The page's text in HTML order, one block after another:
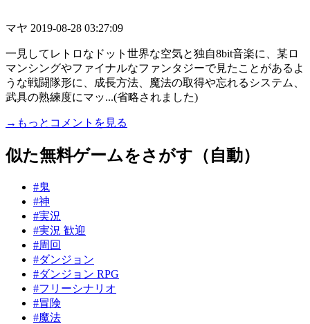
マヤ 2019-08-28 03:27:09
一見してレトロなドット世界な空気と独自8bit音楽に、某ロ
マンシングやファイナルなファンタジーで見たことがあるよ
うな戦闘隊形に、成長方法、魔法の取得や忘れるシステム、
武具の熟練度にマッ...(省略されました)
→もっとコメントを見る
似た無料ゲームをさがす（自動）
#鬼
#神
#実況
#実況 歓迎
#周回
#ダンジョン
#ダンジョン RPG
#フリーシナリオ
#冒険
#魔法